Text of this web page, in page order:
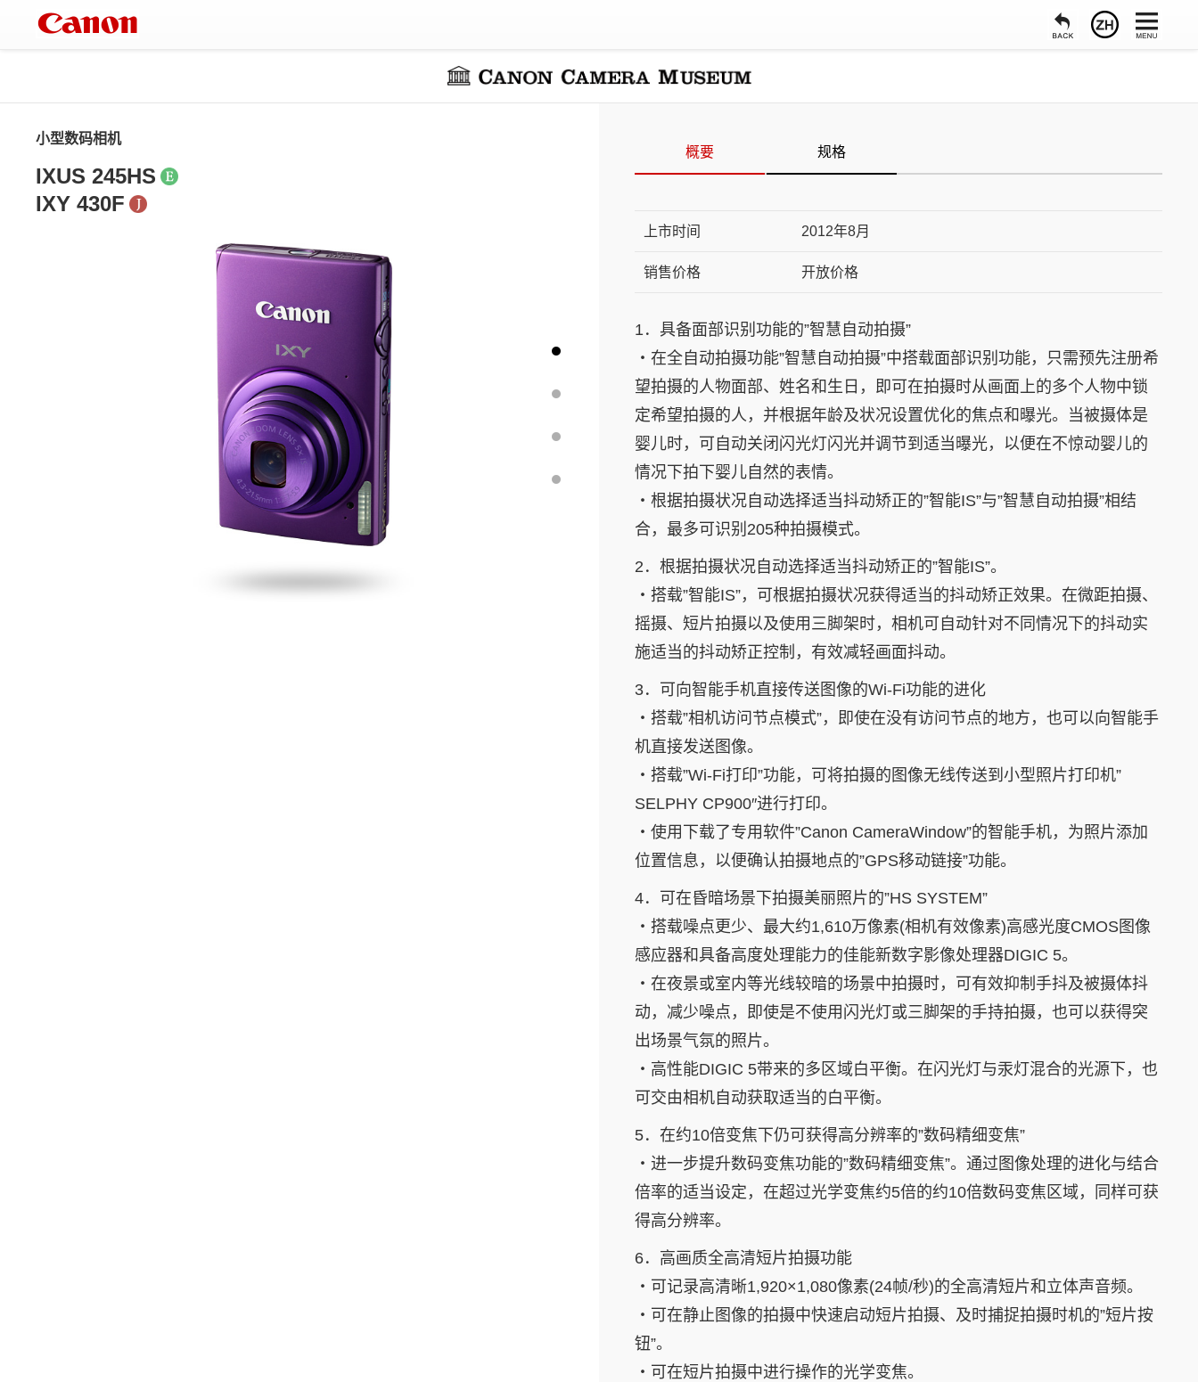
小型数码相机
IXUS 245HS
IXY 430F
概要 规格
上市时间 2012年8月
销售价格 开放价格
1．具备面部识别功能的”智慧自动拍摄”
・在全自动拍摄功能”智慧自动拍摄”中搭载面部识别功能，只需预先注册希
望拍摄的人物面部、姓名和生日，即可在拍摄时从画面上的多个人物中锁
定希望拍摄的人，并根据年龄及状况设置优化的焦点和曝光。当被摄体是
婴儿时，可自动关闭闪光灯闪光并调节到适当曝光，以便在不惊动婴儿的
情况下拍下婴儿自然的表情。
・根据拍摄状况自动选择适当抖动矫正的”智能IS”与”智慧自动拍摄”相结
合，最多可识别205种拍摄模式。
2．根据拍摄状况自动选择适当抖动矫正的”智能IS”。
・搭载”智能IS”，可根据拍摄状况获得适当的抖动矫正效果。在微距拍摄、
摇摄、短片拍摄以及使用三脚架时，相机可自动针对不同情况下的抖动实
施适当的抖动矫正控制，有效减轻画面抖动。
3．可向智能手机直接传送图像的Wi-Fi功能的进化
・搭载”相机访问节点模式”，即使在没有访问节点的地方，也可以向智能手
机直接发送图像。
・搭载”Wi-Fi打印”功能，可将拍摄的图像无线传送到小型照片打印机”
SELPHY CP900″进行打印。
・使用下载了专用软件”Canon CameraWindow”的智能手机，为照片添加
位置信息，以便确认拍摄地点的”GPS移动链接”功能。
4．可在昏暗场景下拍摄美丽照片的”HS SYSTEM”
・搭载噪点更少、最大约1,610万像素(相机有效像素)高感光度CMOS图像
感应器和具备高度处理能力的佳能新数字影像处理器DIGIC 5。
・在夜景或室内等光线较暗的场景中拍摄时，可有效抑制手抖及被摄体抖
动，减少噪点，即使是不使用闪光灯或三脚架的手持拍摄，也可以获得突
出场景气氛的照片。
・高性能DIGIC 5带来的多区域白平衡。在闪光灯与汞灯混合的光源下，也
可交由相机自动获取适当的白平衡。
5．在约10倍变焦下仍可获得高分辨率的”数码精细变焦”
・进一步提升数码变焦功能的”数码精细变焦”。通过图像处理的进化与结合
倍率的适当设定，在超过光学变焦约5倍的约10倍数码变焦区域，同样可获
得高分辨率。
6．高画质全高清短片拍摄功能
・可记录高清晰1,920×1,080像素(24帧/秒)的全高清短片和立体声音频。
・可在静止图像的拍摄中快速启动短片拍摄、及时捕捉拍摄时机的”短片按
钮”。
・可在短片拍摄中进行操作的光学变焦。